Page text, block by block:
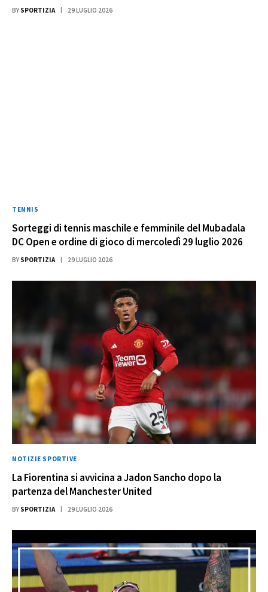
BY SPORTIZIA 29 LUGLIO 2026
TENNIS
Sorteggi di tennis maschile e femminile del Mubadala
DC Open e ordine di gioco di mercoledì 29 luglio 2026
BY SPORTIZIA 29 LUGLIO 2026
NOTIZIE SPORTIVE
La Fiorentina si avvicina a Jadon Sancho dopo la
partenza del Manchester United
BY SPORTIZIA 29 LUGLIO 2026